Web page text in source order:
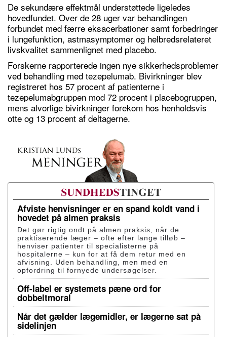
De sekundære effektmål understøttede ligeledes
hovedfundet. Over de 28 uger var behandlingen
forbundet med færre eksacerbationer samt forbedringer
i lungefunktion, astmasymptomer og helbredsrelateret
livskvalitet sammenlignet med placebo.
Forskerne rapporterede ingen nye sikkerhedsproblemer
ved behandling med tezepelumab. Bivirkninger blev
registreret hos 57 procent af patienterne i
tezepelumabgruppen mod 72 procent i placebogruppen,
mens alvorlige bivirkninger forekom hos henholdsvis
otte og 13 procent af deltagerne.
Afviste henvisninger er en spand koldt vand i
hovedet på almen praksis
Det gør rigtig ondt på almen praksis, når de
praktiserende læger – ofte efter lange tilløb –
henviser patienter til specialisterne på
hospitalerne – kun for at få dem retur med en
afvisning. Uden behandling, men med en
opfordring til fornyede undersøgelser.
Off-label er systemets pæne ord for
dobbeltmoral
Når det gælder lægemidler, er lægerne sat på
sidelinjen